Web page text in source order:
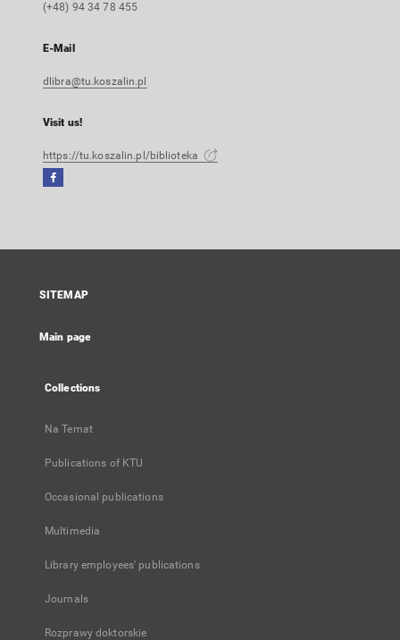
(+48) 94 34 78 455
E-Mail
dlibra@tu.koszalin.pl
Visit us!
https://tu.koszalin.pl/biblioteka
Facebook
open
new
SITEMAP
Main page
Collections
Na Temat
Publications of KTU
Occasional publications
Multimedia
Library employees' publications
Journals
Rozprawy doktorskie